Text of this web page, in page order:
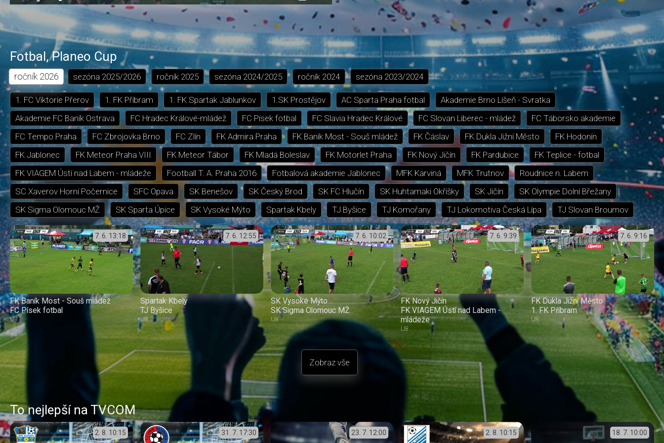
dozadu dopředu
sekund
čas trvání
0.74%
přehráváníin-
obrazovka
Fotbal,Planeo Cup
ročník 2026 sezóna 2025/2026 ročník 2025 sezóna 2024/2025 ročník 2024 sezóna 2023/2024
1. FC Viktorie Přerov 1. FK Příbram 1. FK Spartak Jablunkov 1.SK Prostějov AC Sparta Praha fotbal
Akademie Brno Líšeň - Svratka
Akademie FC Baník Ostrava
FC Hradec Králové-mládež FC Písek fotbal FC Slavia Hradec Králové FC Slovan Liberec - mládež
FC Táborsko akademie
FC Tempo Praha
FC Zbrojovka Brno FC Zlín FK Admira Praha FK Baník Most - Souš mládež FK Čáslav FK Dukla Jižní Město
FK Hodonín
FK Jablonec
FK Meteor Praha VIII FK Meteor Tábor FK Mladá Boleslav FK Motorlet Praha FK Nový Jičín FK Pardubice
FK Teplice - fotbal
FK VIAGEM Ústí nad Labem - mládeže
Football T. A. Praha 2016 Fotbalová akademie Jablonec MFK Karviná MFK Trutnov
Roudnice n. Labem
SC Xaverov Horní Počernice
SFC Opava SK Benešov SK Český Brod SK FC Hlučín SK Huhtamaki Okříšky SK Jičín
SK Olympie Dolní Břežany
SK Sigma Olomouc MŽ
SK Sparta Úpice SK Vysoké Mýto Spartak Kbely TJ Byšice TJ Komořany TJ Lokomotiva Česká Lípa TJ Slovan Broumov
7. 6. 13:18
FK Baník Most - Souš mládež
FC Písek fotbal
U8
7. 6. 12:55
Spartak Kbely
TJ Byšice
U8
7. 6. 10:02
SK Vysoké Mýto
SK Sigma Olomouc MŽ
U8
7. 6. 9:39
FK Nový Jičín
FK VIAGEM Ústí nad Labem -
mládeže
U8
7. 6. 9:16
FK Dukla Jižní Město
1. FK Příbram
U8
Zobraz vše
To nejlepší na TVCOM
2. 8. 10:15 31. 7. 17:30 23. 7. 12:00 2. 8. 10:15 18. 7. 10:00